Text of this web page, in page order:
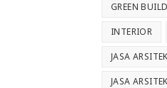
GREEN
INTERIOR
JASA
JASA